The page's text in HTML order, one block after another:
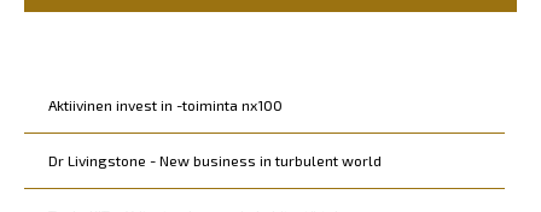
Kohderyhmät
Aktiivinen invest in -toiminta nx100
Dr Livingstone - New business in turbulent world